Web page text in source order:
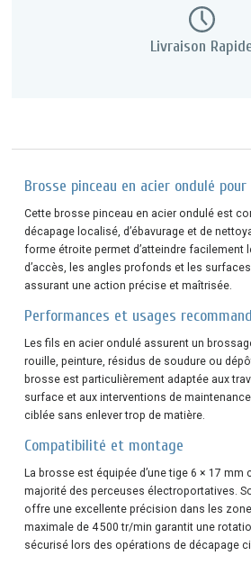
Livraison
Brosse pinceau en acier ondulé pour
Cette brosse pinceau en acier ondulé est
décapage localisé, d’ébavurage et de
forme étroite permet d’atteindre facilement
d’accès, les angles profonds et les
assurant une action précise et maîtrisée.
Performances et usages
Les fils en acier ondulé assurent un
rouille, peinture, résidus de soudure ou
brosse est particulièrement adaptée aux
surface et aux interventions de
ciblée sans enlever trop de matière.
Compatibilité et montage
La brosse est équipée d’une tige 6 × 17 mm
majorité des perceuses électroportatives.
offre une excellente précision dans les
maximale de 4 500 tr/min garantit une
sécurisé lors des opérations de décapage